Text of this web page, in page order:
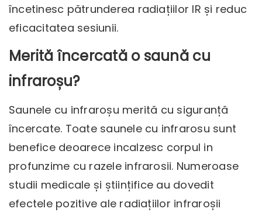
încetinesc pătrunderea radiațiilor IR și reduc
eficacitatea sesiunii.
Merită încercată o saună cu
infraroșu?
Saunele cu infraroșu merită cu siguranță
încercate. Toate saunele cu infrarosu sunt
benefice deoarece incalzesc corpul in
profunzime cu razele infrarosii. Numeroase
studii medicale și științifice au dovedit
efectele pozitive ale radiațiilor infraroșii